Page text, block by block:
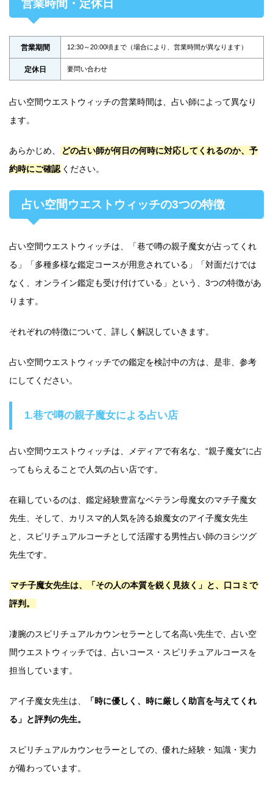
営業時間・定休日
営業期間 12:30～20:00頃まで（場合により、営業時間が異なります）
定休日 要問い合わせ
占い空間ウエストウィッチの営業時間は、占い師によって異なり
ます。
あらかじめ、
どの占い師が何日の何時に対応してくれるのか、予
約時にご確認 ください。
占い空間ウエストウィッチの3つの特徴
占い空間ウエストウィッチは、「巷で噂の親子魔女が占ってくれ
る」「多種多様な鑑定コースが用意されている」「対面だけでは
なく、オンライン鑑定も受け付けている」という、3つの特徴があ
ります。
それぞれの特徴について、詳しく解説していきます。
占い空間ウエストウィッチでの鑑定を検討中の方は、是非、参考
にしてください。
1.巷で噂の親子魔女による占い店
占い空間ウエストウィッチは、メディアで有名な、“親子魔女”に占
ってもらえることで人気の占い店です。
在籍しているのは、鑑定経験豊富なベテラン母魔女のマチ子魔女
先生、そして、カリスマ的人気を誇る娘魔女のアイ子魔女先生
と、スピリチュアルコーチとして活躍する男性占い師のヨシツグ
先生です。
マチ子魔女先生は、「その人の本質を鋭く見抜く」と、口コミで
評判。
凄腕のスピリチュアルカウンセラーとして名高い先生で、占い空
間ウエストウィッチでは、占いコース・スピリチュアルコースを
担当しています。
アイ子魔女先生は、
「時に優しく、時に厳しく助言を与えてくれ
る」と評判の先生。
スピリチュアルカウンセラーとしての、優れた経験・知識・実力
が備わっています。